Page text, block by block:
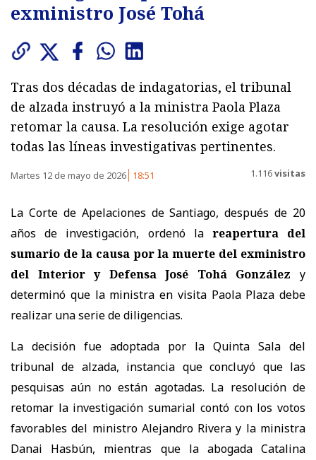
exministro José Tohá
Tras dos décadas de indagatorias, el tribunal
de alzada instruyó a la ministra Paola Plaza
retomar la causa. La resolución exige agotar
todas las líneas investigativas pertinentes.
Martes 12 de mayo de 2026 18:51 1.116visitas
La Corte de Apelaciones de Santiago, después de 20
años de investigación, ordenó la reapertura del
sumario de la causa por la muerte del exministro
del Interior y Defensa José Tohá González y
determinó que la ministra en visita Paola Plaza debe
realizar una serie de diligencias.
La decisión fue adoptada por la Quinta Sala del
tribunal de alzada, instancia que concluyó que las
pesquisas aún no están agotadas. La resolución de
retomar la investigación sumarial contó con los votos
favorables del ministro Alejandro Rivera y la ministra
Danai Hasbún, mientras que la abogada Catalina